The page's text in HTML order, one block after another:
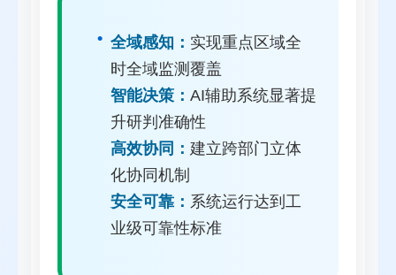
全域感知： 实现重点区域全
时全域监测覆盖
智能决策： AI辅助系统显著提
升研判准确性
高效协同： 建立跨部门立体
化协同机制
安全可靠： 系统运行达到工
业级可靠性标准